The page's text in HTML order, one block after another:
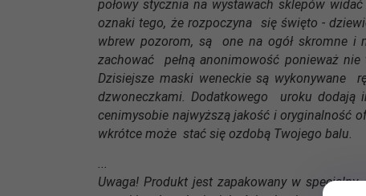
połowy stycznia na wystawach sklepów
oznaki tego, że rozpoczyna się święto -
wbrew pozorom, są one na ogół skromne i
zachować pełną anonimowość ponieważ
Dzisiejsze maski weneckie są wykonywane
dzwoneczkami. Dodatkowego uroku dodają
cenimysobie najwyższą jakość i oryginalność
wkrótce może stać się ozdobą Twojego balu.
...
Uwaga! Produkt jest zapakowany w